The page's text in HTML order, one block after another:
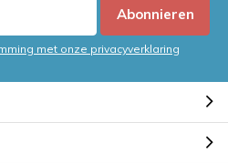
Abonnieren
met onze privacyverklaring